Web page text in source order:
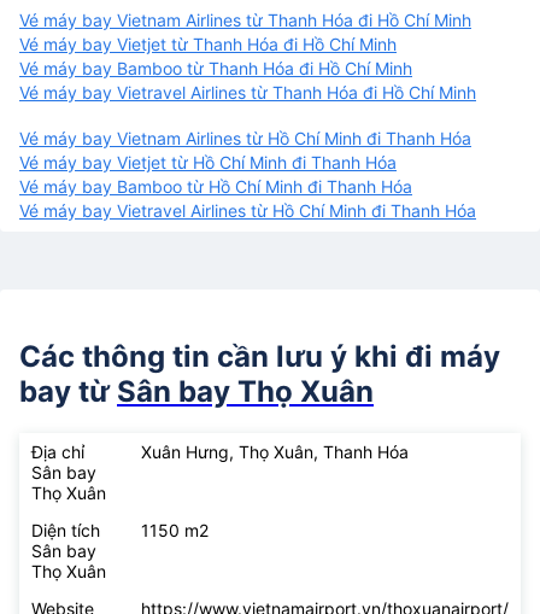
Vé máy bay Vietnam Airlines từ Thanh Hóa đi Hồ Chí Minh
Vé máy bay Vietjet từ Thanh Hóa đi Hồ Chí Minh
Vé máy bay Bamboo từ Thanh Hóa đi Hồ Chí Minh
Vé máy bay Vietravel Airlines từ Thanh Hóa đi Hồ Chí Minh
Vé máy bay Vietnam Airlines từ Hồ Chí Minh đi Thanh Hóa
Vé máy bay Vietjet từ Hồ Chí Minh đi Thanh Hóa
Vé máy bay Bamboo từ Hồ Chí Minh đi Thanh Hóa
Vé máy bay Vietravel Airlines từ Hồ Chí Minh đi Thanh Hóa
Các thông tin cần lưu ý khi đi máy
bay từ Sân bay Thọ Xuân
Địa chỉ
Sân bay
Thọ Xuân
Xuân Hưng, Thọ Xuân, Thanh Hóa
Diện tích
Sân bay
Thọ Xuân
1150 m2
Website
https://www.vietnamairport.vn/thoxuanairport/